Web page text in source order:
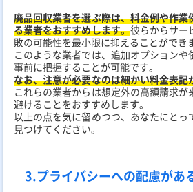
廃品回収業者を選ぶ際は、料金例や作
る業者をおすすめします。彼らからサー
敗の可能性を最小限に抑えることができ
このような業者では、追加オプションや
事前に把握することが可能です。
なお、注意が必要なのは細かい料金表
これらの業者からは想定外の高額請求が
避けることをおすすめします。
以上の点を気に留めつつ、あなたにとっ
見つけてください。
3.プライバシーへの配慮があ